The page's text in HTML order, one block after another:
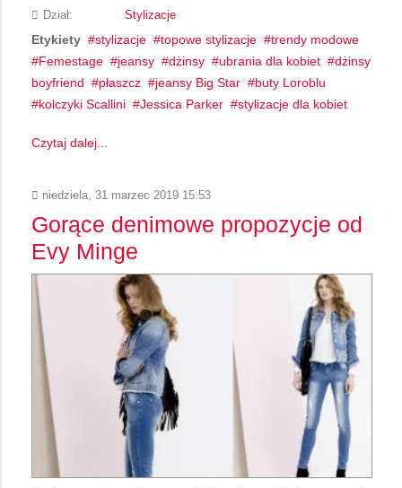
Dział: Stylizacje
Etykiety stylizacje topowe stylizacje
trendy modowe
Femestage
jeansy dżinsy ubrania dla kobiet
dżinsy
boyfriend
płaszcz jeansy Big Star
buty Loroblu
kolczyki Scallini
Jessica Parker stylizacje dla kobiet
Czytaj dalej...
niedziela, 31 marzec 2019 15:53
Gorące denimowe propozycje od
Evy Minge